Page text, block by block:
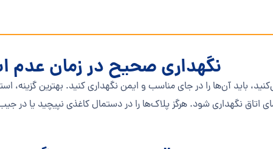
نگهداری صحیح در زمان عدم
باید آن‌ها را در جای مناسب و ایمن نگهداری کنید. بهترین
نگهداری شود. هرگز پلاک‌ها را در دستمال کاغذی نپیچید یا در